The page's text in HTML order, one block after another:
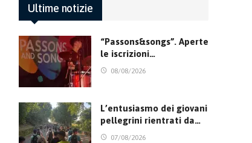
Ultime notizie
“Passons&songs”. Aperte
le iscrizioni…
08/08/2026
L’entusiasmo dei giovani
pellegrini rientrati da…
07/08/2026